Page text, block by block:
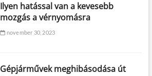
Ilyen hatással van a kevesebb
mozgás a vérnyomásra
november 30, 2023
Gépjárművek meghibásodása út